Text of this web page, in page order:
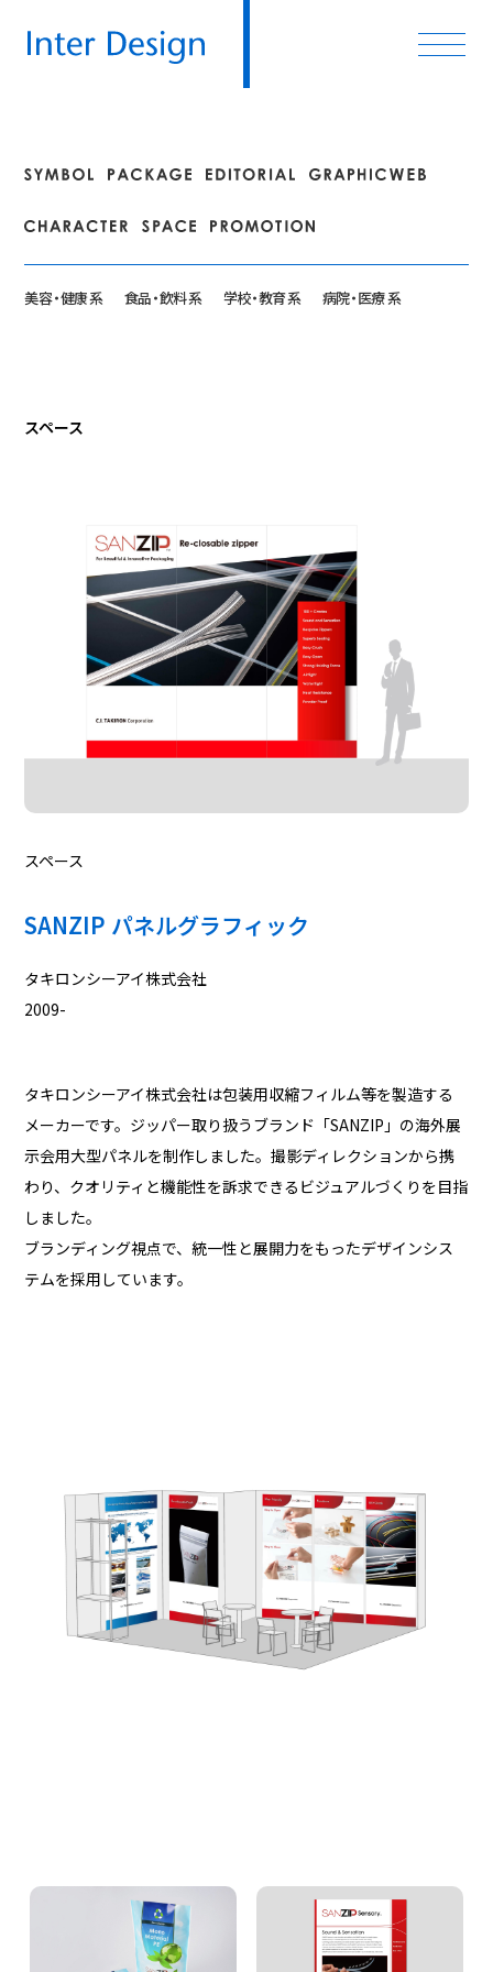
美容・健康 系 食品・飲料 系 学校・教育 系 病院・医療 系
スペース
スペース
SANZIP パネルグラフィック
タキロンシーアイ株式会社
2009-
タキロンシーアイ株式会社は包装用収縮フィルム等を製造する
メーカーです。ジッパー取り扱うブランド「SANZIP」の海外展
示会用大型パネルを制作しました。撮影ディレクションから携
わり、クオリティと機能性を訴求できるビジュアルづくりを目指
しました。
ブランディング視点で、統一性と展開力をもったデザインシス
テムを採用しています。